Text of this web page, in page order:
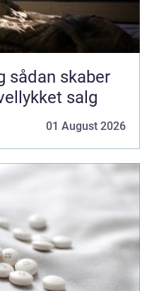
salg
01 August 2026